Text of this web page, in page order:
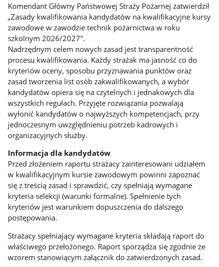
Komendant Główny Państwowej Straży Pożarnej zatwierdził
„Zasady kwalifikowania kandydatów na kwalifikacyjne kursy
zawodowe w zawodzie technik pożarnictwa w roku
szkolnym 2026/2027".
Nadrzędnym celem nowych zasad jest transparentność
procesu kwalifikowania. Każdy strażak ma jasność co do
kryteriów oceny, sposobu przyznawania punktów oraz
zasad tworzenia list osób zakwalifikowanych, a wybór
kandydatów opiera się na czytelnych i jednakowych dla
wszystkich regułach. Przyjęte rozwiązania pozwalają
wyłonić kandydatów o najwyższych kompetencjach, przy
jednoczesnym uwzględnieniu potrzeb kadrowych i
organizacyjnych służby.
Informacja dla kandydatów
Przed złożeniem raportu strażacy zainteresowani udziałem
w kwalifikacyjnym kursie zawodowym powinni zapoznać
się z treścią zasad i sprawdzić, czy spełniają wymagane
kryteria selekcji (warunki formalne). Spełnienie tych
kryteriów jest warunkiem dopuszczenia do dalszego
postępowania.
Strażacy spełniający wymagane kryteria składają raport do
właściwego przełożonego. Raport sporządza się zgodnie ze
wzorem stanowiącym załącznik do zatwierdzonych zasad.